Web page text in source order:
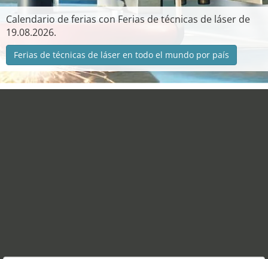
Calendario de ferias con Ferias de técnicas de láser de
19.08.2026.
Ferias de técnicas de láser en todo el mundo por país